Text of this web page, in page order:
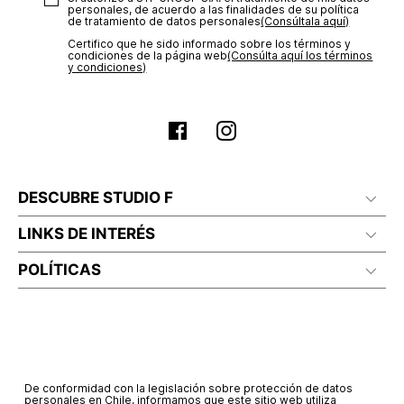
personales, de acuerdo a las finalidades de su política
de tratamiento de datos personales‎(Consúltala aquí)
Certifico que he sido informado sobre los términos y
condiciones de la página web‎(Consúlta aquí los términos
y condiciones)
DESCUBRE STUDIO F
LINKS DE INTERÉS
POLÍTICAS
De conformidad con la legislación sobre protección de datos
personales en Chile, informamos que este sitio web utiliza